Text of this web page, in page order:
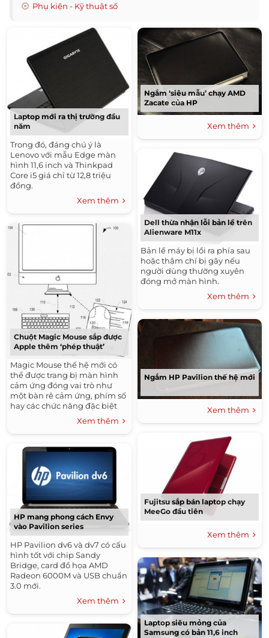
Phụ kiện - Kỹ thuật số
Laptop mới ra thị trường đầu
năm
Trong đó, đáng chú ý là
Lenovo với mẫu Edge màn
hình 11,6 inch và Thinkpad
Core i5 giá chỉ từ 12,8 triệu
đồng.
Xem thêm
Chuột Magic Mouse sắp được
Apple thêm ‘phép thuật’
Magic Mouse thế hệ mới có
thể được trang bị màn hình
cảm ứng đóng vai trò như
một bàn rê cảm ứng, phím số
hay các chức năng đặc biệt
Xem thêm
HP mang phong cách Envy
vào Pavilion series
HP Pavilion dv6 và dv7 có cấu
hình tốt với chip Sandy
Bridge, card đồ họa AMD
Radeon 6000M và USB chuẩn
3.0 mới.
Xem thêm
Ngắm ‘siêu mẫu’ chạy AMD
Zacate của HP
Xem thêm
Dell thừa nhận lỗi bản lề trên
Alienware M11x
Bản lề máy bị lồi ra phía sau
hoặc thậm chí bị gãy nếu
người dùng thường xuyên
đóng mở màn hình.
Xem thêm
Ngắm HP Pavilion thế hệ mới
Xem thêm
Fujitsu sắp bán laptop chạy
MeeGo đầu tiên
Xem thêm
Laptop siêu mỏng của
Samsung có bản 11,6 inch